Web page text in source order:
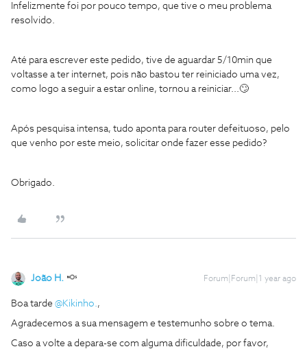
Infelizmente foi por pouco tempo, que tive o meu problema
resolvido.
Até para escrever este pedido, tive de aguardar 5/10min que
voltasse a ter internet, pois não bastou ter reiniciado uma vez,
como logo a seguir a estar online, tornou a reiniciar...🙄
Após pesquisa intensa, tudo aponta para router defeituoso, pelo
que venho por este meio, solicitar onde fazer esse pedido?
Obrigado.
João H. Forum|Forum|1 year ago
Boa tarde @Kikinho.,
Agradecemos a sua mensagem e testemunho sobre o tema.
Caso a volte a depara-se com alguma dificuldade, por favor,